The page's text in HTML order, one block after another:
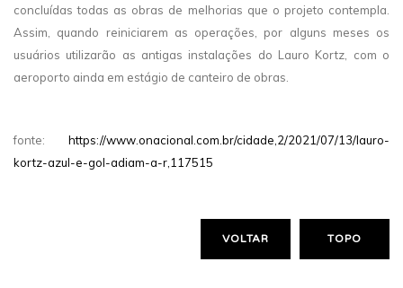
concluídas todas as obras de melhorias que o projeto contempla.
Assim, quando reiniciarem as operações, por alguns meses os
usuários utilizarão as antigas instalações do Lauro Kortz, com o
aeroporto ainda em estágio de canteiro de obras.
fonte: https://www.onacional.com.br/cidade,2/2021/07/13/lauro-
kortz-azul-e-gol-adiam-a-r,117515